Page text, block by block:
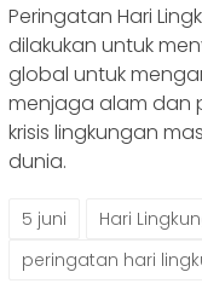
Peringatan Hari
dilakukan untuk
global untuk
menjaga alam dan
krisis lingkungan
dunia.
5 juni
Hari
peringatan hari